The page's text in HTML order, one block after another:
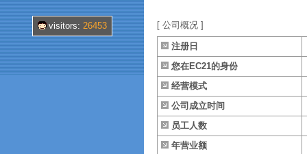
visitors: 26453 [ 公司概况 ]
注册日
您在EC21的身份
经营模式
公司成立时间
员工人数
年营业额